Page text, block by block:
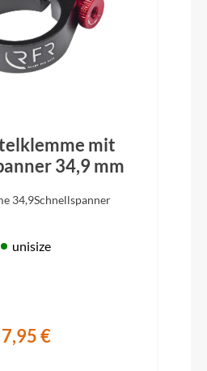
mit
34,9 mm
34,9Schnellspanner
unisize
7,95 €